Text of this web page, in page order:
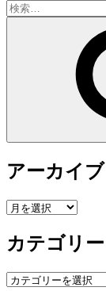
検
索:
アーカイブ
ア
カ
イ
ブ
カテゴリー
カ